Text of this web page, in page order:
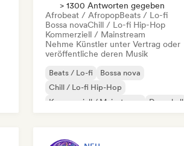
> 1300 Antworten gegeben
Afrobeat / AfropopBeats / Lo-fi
Bossa novaChill / Lo-fi Hip-Hop
Kommerziell / Mainstream
Nehme Künstler unter Vertrag oder
veröffentliche deren Musik
Beats / Lo-fi
Bossa nova
Chill / Lo-fi Hip-Hop
Kommerziell / Mainstream
Dancehall